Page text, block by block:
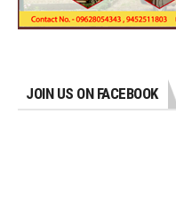
JOIN US ON FACEBOOK